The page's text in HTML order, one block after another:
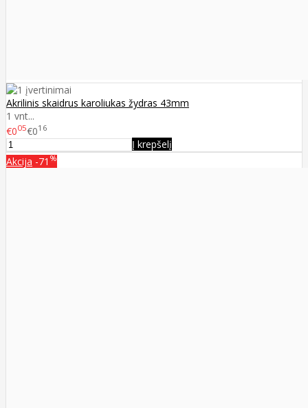
Akrilinis skaidrus karoliukas žydras 43mm
1 vnt...
€005€016
Į krepšelį
Akcija -71 %